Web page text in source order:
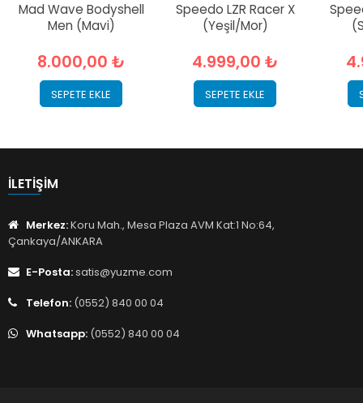
Mad Wave Bodyshell
Men (Mavi)
8.000,00 ₺
SEPETE EKLE
Speedo LZR Racer X
(Yeşil/Mor)
4.999,00 ₺
SEPETE EKLE
İLETIŞIM
Merkez:Koru Mah., Mesa Plaza AVM Kat:1 No:64,
Çankaya/ANKARA
E-Posta:satis@yuzme.com
Telefon: (0552) 840 00 04
Whatsapp: (0552) 840 00 04